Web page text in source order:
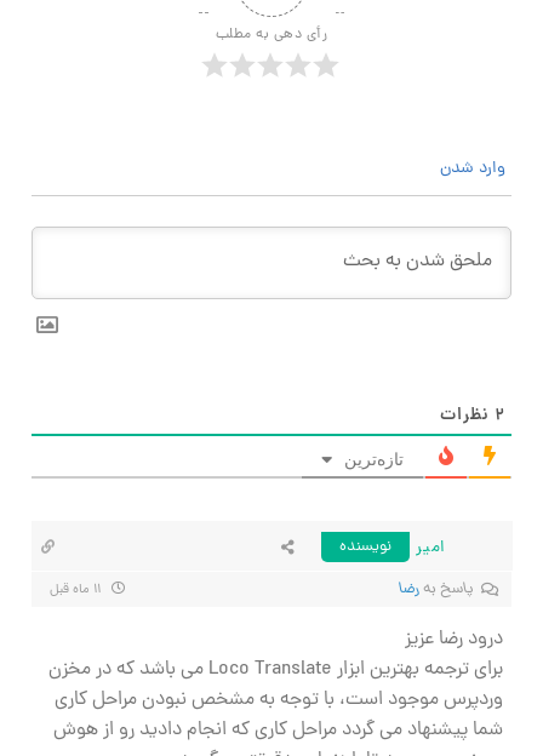
رأی دهی به مطلب
وارد شدن
۲ نظرات
تازه‌ترین
امیر
نویسنده
پاسخ بهرضا
درود رضا عزیز
برای ترجمه بهترین ابزار Loco Translate می باشد که در مخزن
وردپرس موجود است، با توجه به مشخص نبودن مراحل کاری
شما پیشنهاد می گردد مراحل کاری که انجام دادید رو از هوش